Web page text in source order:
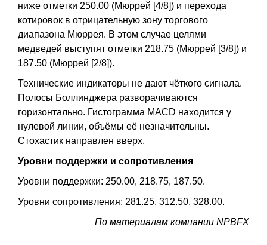
ниже отметки 250.00 (Мюррей [4/8]) и перехода
котировок в отрицательную зону торгового
диапазона Мюррея. В этом случае целями
медведей выступят отметки 218.75 (Мюррей [3/8]) и
187.50 (Мюррей [2/8]).
Технические индикаторы не дают чёткого сигнала.
Полосы Боллинджера разворачиваются
горизонтально. Гистограмма MACD находится у
нулевой линии, объёмы её незначительны.
Стохастик направлен вверх.
Уровни поддержки и сопротивления
Уровни поддержки: 250.00, 218.75, 187.50.
Уровни сопротивления: 281.25, 312.50, 328.00.
По материалам компании NPBFX